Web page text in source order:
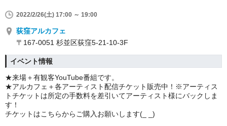
2022/2/26(土) 17:00 ～ 19:00
荻窪アルカフェ
〒167-0051 杉並区荻窪5-21-10-3F
イベント情報
★来場＋有観客YouTube番組です。
★アルカフェ＋各アーティスト配信チケット販売中！※アーティス
トチケットは所定の手数料を差引いてアーティスト様にバックしま
す！
チケットはこちらからご購入お願いします(_ _)